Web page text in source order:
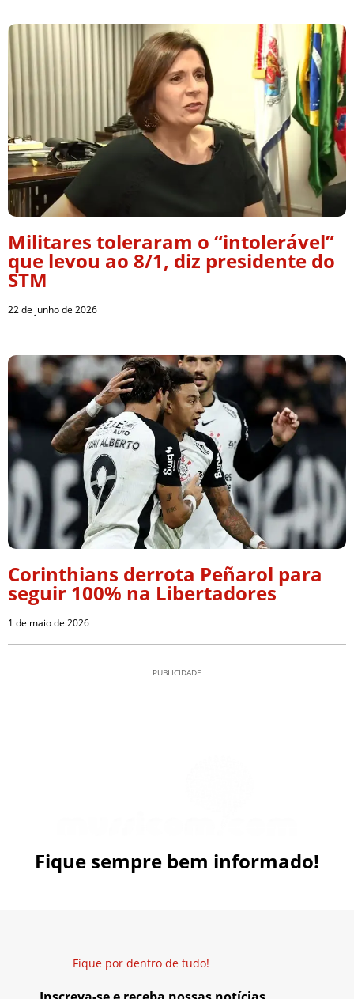
Militares toleraram o “intolerável”
que levou ao 8/1, diz presidente do
STM
22 de junho de 2026
Corinthians derrota Peñarol para
seguir 100% na Libertadores
1 de maio de 2026
PUBLICIDADE
Fique sempre bem informado!
Fique por dentro de tudo!